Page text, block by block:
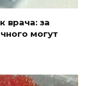
врача: за
могут